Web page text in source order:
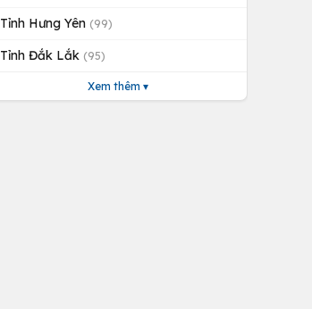
Tỉnh Hưng Yên (99)
Tỉnh Đắk Lắk (95)
Xem thêm ▾